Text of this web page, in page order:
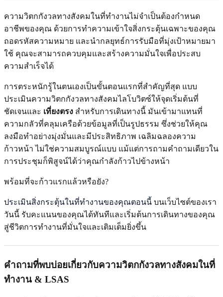
ความวิตกกังวลทางสังคมในที่ทำงานไม่จำเป็นต้องกำหนด
อาชีพของคุณ ด้วยการทำความเข้าใจสิ่งกระตุ้นเฉพาะของคุณ
ถอดรหัสความหมาย และนำกลยุทธ์การรับมือที่มุ่งเป้าหมายมา
ใช้ คุณจะสามารถควบคุมและสร้างความมั่นใจเพื่อประสบ
ความสำเร็จได้
การตระหนักรู้ในตนเองเป็นขั้นตอนแรกที่สำคัญที่สุด แบบ
ประเมินความวิตกกังวลทางสังคมไลโบวิตซ์ให้จุดเริ่มต้นที่
ชัดเจนและ เที่ยงตรง สำหรับการเดินทางนี้ มันเข้ามาแทนที่
ความกลัวที่คลุมเครือด้วยข้อมูลที่เป็นรูปธรรม ซึ่งช่วยให้คุณ
ลงมือทำอย่างมุ่งมั่นและมีประสิทธิภาพ เฉลิมฉลองความ
ก้าวหน้า ไม่ใช่ความสมบูรณ์แบบ แม้แต่การถามคำถามเดียวใน
การประชุมก็พิสูจน์ได้ว่าคุณกำลังก้าวไปข้างหน้า
พร้อมที่จะก้าวแรกแล้วหรือยัง?
ประเมินสิ่งกระตุ้นในที่ทำงานของคุณตอนนี้ บนเว็บไซต์ของเรา
วันนี้ รับคะแนนของคุณได้ทันทีและเริ่มต้นการเดินทางของคุณ
สู่ชีวิตการทำงานที่มั่นใจและเติมเต็มยิ่งขึ้น
คำถามที่พบบ่อยเกี่ยวกับความวิตกกังวลทางสังคมในที่
ทำงาน & LSAS